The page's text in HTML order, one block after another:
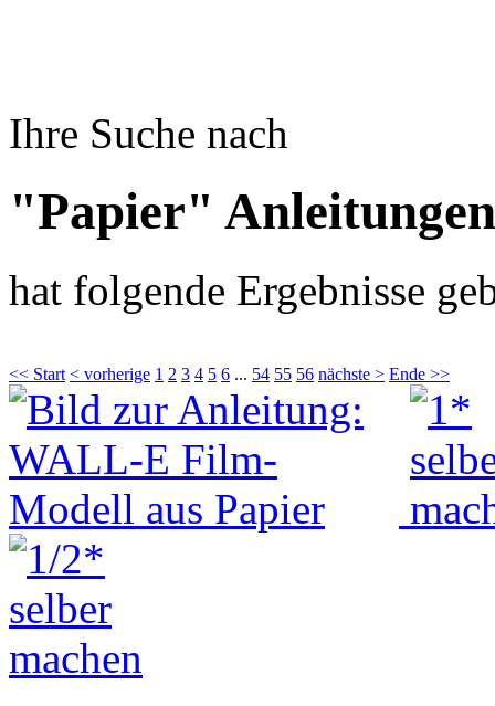
Ihre Suche nach
"Papier" Anleitungen
hat folgende Ergebnisse
<< Start < vorherige 1 2 3 4 5 6 ... 54 55 56 nächste > Ende >>